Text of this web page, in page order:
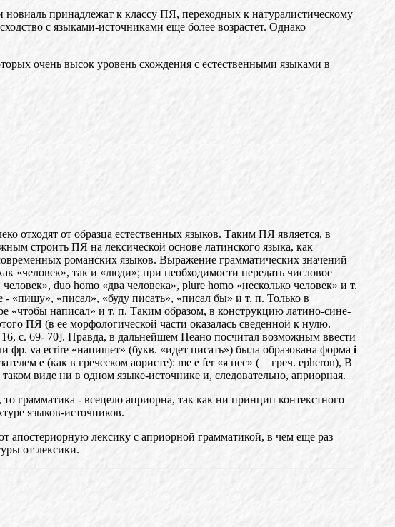
новиаль принадлежат к классу ПЯ, переходных к натуралистическому
с языками-источниками еще более возрастет. Однако
очень высок уровень схождения с естественными языками в
отходят от образца естественных языков. Таким ПЯ является, в
строить ПЯ на лексической основе латинского языка, как
романских языков. Выражение грамматических значений
«человек», так и «люди»; при необходимости передать числовое
duo homo «два человека», plure homo «несколько человек» и т.
«пишу», «писал», «буду писать», «писал бы» и т. п. Только в
«чтобы написал» и т. п. Таким образом, в конструкцию латино-сине-
ПЯ (в ее морфологической части оказалась сведенной к нулю.
16, с. 69- 70]. Правда, в дальнейшем Пеано посчитал возможным ввести
фр. va ecrire «напишет» (букв. «идет писать») была образована форма i
е (как в греческом аористе): me e fer «я нес» ( = греч. epheron), В
виде ни в одном языке-источнике и, следовательно, априорная.
грамматика - всецело априорна, так как ни принцип контекстного
языков-источников.
апостериорную лексику с априорной грамматикой, в чем еще раз
от лексики.